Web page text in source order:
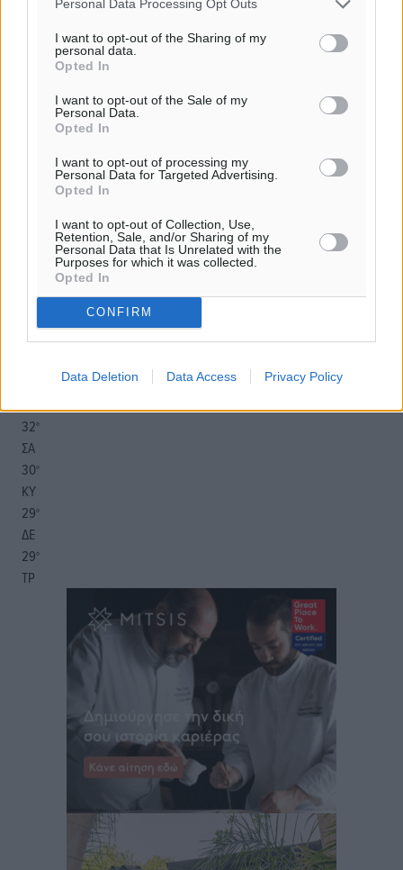
Personal Data Processing Opt Outs
I want to opt-out of the Sharing of my
personal data.
Opted In
I want to opt-out of the Sale of my
Personal Data.
Opted In
I want to opt-out of processing my
Personal Data for Targeted Advertising.
Opted In
I want to opt-out of Collection, Use,
Retention, Sale, and/or Sharing of my
Personal Data that Is Unrelated with the
Purposes for which it was collected.
Opted In
CONFIRM
Data Deletion Data Access Privacy Policy
ιστοσελίδες είναι απαραίτητη η χρήση του παρακάτω
παρεχόμενου συνδέσμου παραπομπής προς το άρθρο
αίθριος καιρός
km/h
27°/28°
32°
ΣΑ
30°
ΚΥ
29°
ΔΕ
29°
ΤΡ